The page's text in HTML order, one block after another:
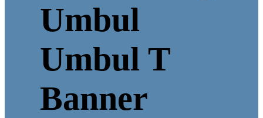
Umbul
Umbul T
Banner